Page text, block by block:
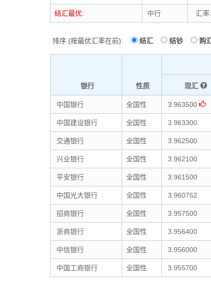
结汇最优: 中行 汇
排序 (按最优汇率在前): 结汇 结钞 购
银行 性质 现汇
中国银行 全国性 3.963500
中国建设银行 全国性 3.963300
交通银行 全国性 3.962500
兴业银行 全国性 3.962100
平安银行 全国性 3.961500
中国光大银行 全国性 3.960762
招商银行 全国性 3.957500
浙商银行 全国性 3.956400
中信银行 全国性 3.956000
中国工商银行 全国性 3.955700